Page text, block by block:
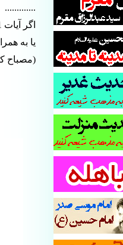
.............
یا به
(مصباح